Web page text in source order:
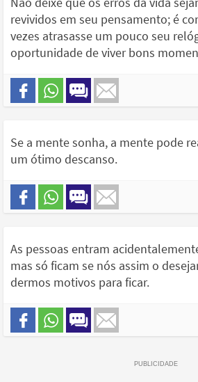
revividos em seu pensamento; é
vezes atrasasse um pouco seu
oportunidade de viver bons
Se a mente sonha, a mente pode
um ótimo descanso.
As pessoas entram
mas só ficam se nós assim o
dermos motivos para ficar.